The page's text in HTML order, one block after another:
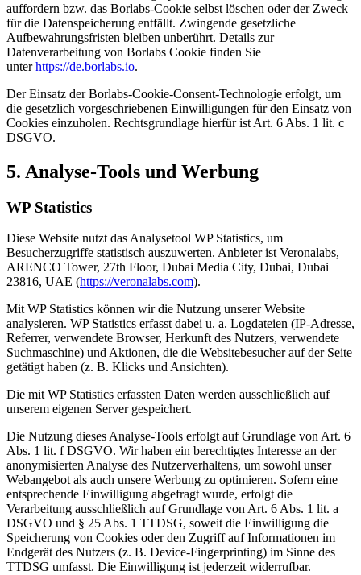
auffordern bzw. das Borlabs-Cookie selbst löschen oder der Zweck
für die Datenspeicherung entfällt. Zwingende gesetzliche
Aufbewahrungsfristen bleiben unberührt. Details zur
Datenverarbeitung von Borlabs Cookie finden Sie
unterhttps://de.borlabs.io.
Der Einsatz der Borlabs-Cookie-Consent-Technologie erfolgt, um
die gesetzlich vorgeschriebenen Einwilligungen für den Einsatz von
Cookies einzuholen. Rechtsgrundlage hierfür ist Art. 6 Abs. 1 lit. c
DSGVO.
5. Analyse-Tools und Werbung
WP Statistics
Diese Website nutzt das Analysetool WP Statistics, um
Besucherzugriffe statistisch auszuwerten. Anbieter ist Veronalabs,
ARENCO Tower, 27th Floor, Dubai Media City, Dubai, Dubai
23816, UAE (https://veronalabs.com).
Mit WP Statistics können wir die Nutzung unserer Website
analysieren. WP Statistics erfasst dabei u. a. Logdateien (IP-Adresse,
Referrer, verwendete Browser, Herkunft des Nutzers, verwendete
Suchmaschine) und Aktionen, die die Websitebesucher auf der Seite
getätigt haben (z. B. Klicks und Ansichten).
Die mit WP Statistics erfassten Daten werden ausschließlich auf
unserem eigenen Server gespeichert.
Die Nutzung dieses Analyse-Tools erfolgt auf Grundlage von Art. 6
Abs. 1 lit. f DSGVO. Wir haben ein berechtigtes Interesse an der
anonymisierten Analyse des Nutzerverhaltens, um sowohl unser
Webangebot als auch unsere Werbung zu optimieren. Sofern eine
entsprechende Einwilligung abgefragt wurde, erfolgt die
Verarbeitung ausschließlich auf Grundlage von Art. 6 Abs. 1 lit. a
DSGVO und § 25 Abs. 1 TTDSG, soweit die Einwilligung die
Speicherung von Cookies oder den Zugriff auf Informationen im
Endgerät des Nutzers (z. B. Device-Fingerprinting) im Sinne des
TTDSG umfasst. Die Einwilligung ist jederzeit widerrufbar.